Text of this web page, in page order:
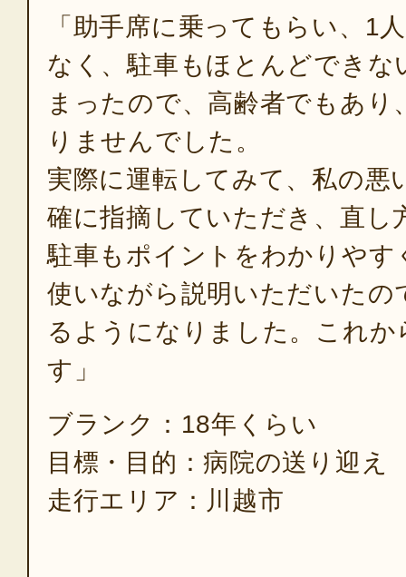
「助手席に乗ってもらい、1
なく、駐車もほとんどできな
まったので、高齢者でもあり
りませんでした。
実際に運転してみて、私の悪
確に指摘していただき、直し
駐車もポイントをわかりやす
使いながら説明いただいたの
るようになりました。これ
す」
ブランク：18年くらい
目標・目的：病院の送り迎え
走行エリア：川越市